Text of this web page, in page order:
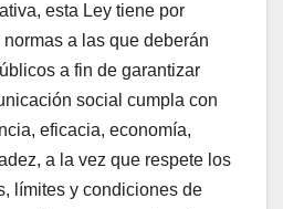
esta Ley tiene por
a las que deberán
a fin de garantizar
social cumpla con
eficacia, economía,
a la vez que respete los
límites y condiciones de